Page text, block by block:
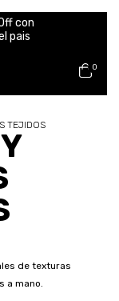
con
pais
0
TEJIDOS
de texturas
a mano.